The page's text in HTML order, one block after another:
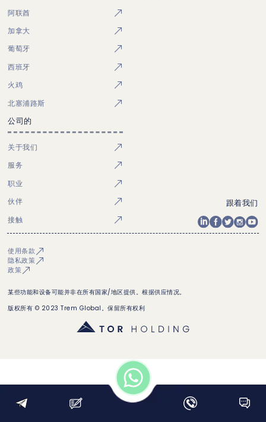
阿联酋
加拿大
葡萄牙
西班牙
火鸡
北塞浦路斯
公司的
关于我们
服务
职业
伙伴
接触
跟着我们
使用条款
隐私政策
政策
某些功能和设备可能并非在所有国家/地区提供。根据供应情况。
版权所有 © 2023 Trem Global。保留所有权利